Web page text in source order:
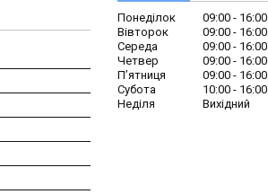
Понеділок 09:00
16:00
Вівторок
09:00
16:00
Середа
09:00
16:00
Четвер
09:00
16:00
Пʼятниця
09:00
16:00
Субота
10:00
16:00
Неділя
Вихідний